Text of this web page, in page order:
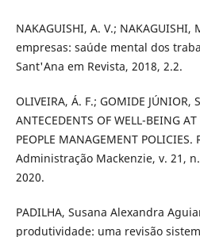
NAKAGUISHI, A. V.; NAKAGUISHI,
empresas: saúde mental dos
Sant'Ana em Revista, 2018, 2.2.
OLIVEIRA, Á. F.; GOMIDE JÚNIOR,
ANTECEDENTS OF WELL-BEING
PEOPLE MANAGEMENT
Administração Mackenzie, v. 21,
2020.
PADILHA, Susana Alexandra
produtividade: uma revisão